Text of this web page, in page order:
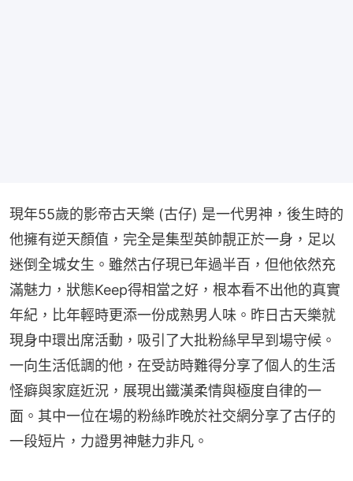
現年55歲的影帝古天樂 (古仔) 是一代男神，後生時的
他擁有逆天顏值，完全是集型英帥靚正於一身，足以
迷倒全城女生。雖然古仔現已年過半百，但他依然充
滿魅力，狀態Keep得相當之好，根本看不出他的真實
年紀，比年輕時更添一份成熟男人味。昨日古天樂就
現身中環出席活動，吸引了大批粉絲早早到場守候。
一向生活低調的他，在受訪時難得分享了個人的生活
怪癖與家庭近況，展現出鐵漢柔情與極度自律的一
面。其中一位在場的粉絲昨晚於社交網分享了古仔的
一段短片，力證男神魅力非凡。